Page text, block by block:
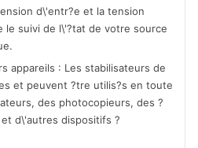
d\'entr?e et la tension
le suivi de l\'?tat de votre source
appareils : Les stabilisateurs de
et peuvent ?tre utilis?s en toute
des photocopieurs, des ?
d\'autres dispositifs ?